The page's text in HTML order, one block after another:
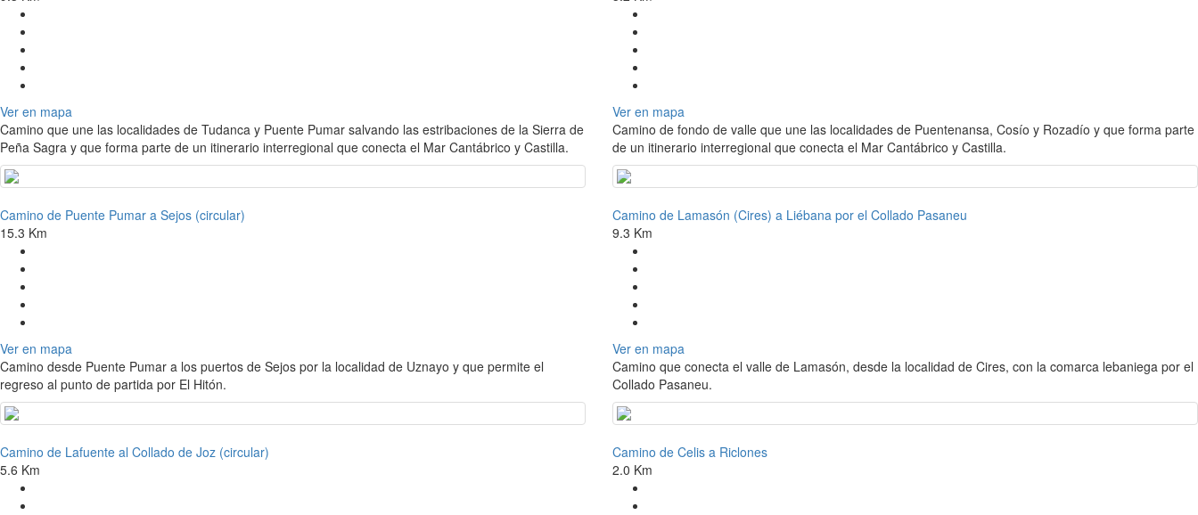
Ver en mapa
Camino que une las localidades de Tudanca y Puente Pumar salvando las estribaciones de la Sierra de
Peña Sagra y que forma parte de un itinerario interregional que conecta el Mar Cantábrico y Castilla.
Ver en mapa
Camino de fondo de valle que une las localidades de Puentenansa, Cosío y Rozadío y que forma parte
de un itinerario interregional que conecta el Mar Cantábrico y Castilla.
Camino de Puente Pumar a Sejos (circular)
15.3 Km
Ver en mapa
Camino desde Puente Pumar a los puertos de Sejos por la localidad de Uznayo y que permite el
regreso al punto de partida por El Hitón.
Camino de Lamasón (Cires) a Liébana por el Collado Pasaneu
9.3 Km
Ver en mapa
Camino que conecta el valle de Lamasón, desde la localidad de Cires, con la comarca lebaniega por el
Collado Pasaneu.
Camino de Lafuente al Collado de Joz (circular)
5.6 Km
Camino de Celis a Riclones
2.0 Km